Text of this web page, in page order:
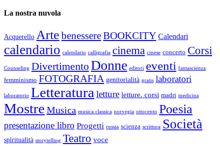
La nostra nuvola
Acquerello Arte benessereBOOKCITY Calendari
calendario calendario calligrafia cinema cinese concerto Corsi
Counseling DivertimentoDonne editori eventi fantascienza
femminismo FOTOGRAFIA genitorialità gratis laboratori
laboratorio Letteratura letture letture. corsi madri medicina
Mostre Musica musica classica norvegia ottocento Poesia
presentazione libro Progetti russia scienza scrittura Società
spiritualità storytelling Teatro voce